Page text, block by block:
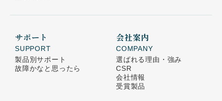
サポート
SUPPORT
製品別サポート
故障かなと思ったら
会社案内
COMPANY
選ばれる理由・強み
CSR
会社情報
受賞製品